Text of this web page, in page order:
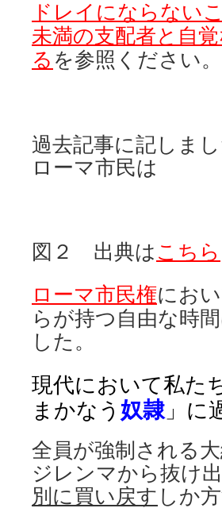
ドレイにならない
未満の支配者と自
る を参照ください。
過去記事に記しま
ローマ市民は
図２ 出典は こちら
ローマ市民権にお
らが持つ自由な時
した。
現代において私た
まかなう 奴隷 」に
全員が強制される
ジレンマから抜け出
別に買い戻す しか